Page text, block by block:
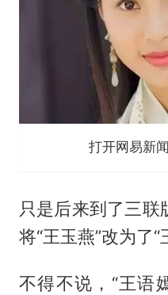
打开网易新
只是后来到了三联
将“王玉燕”改为了“
不得不说，“王语